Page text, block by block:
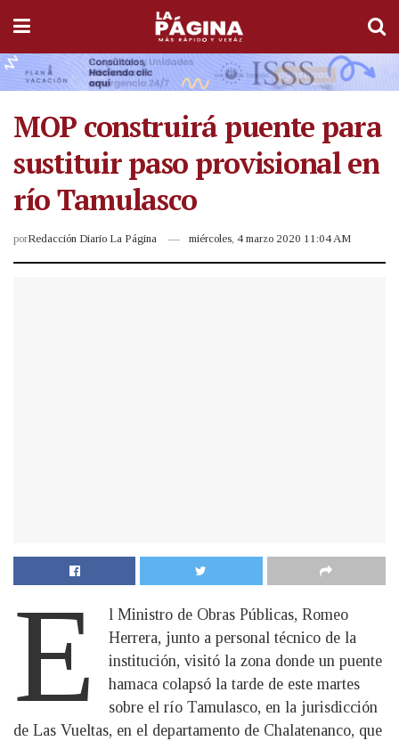
MOP construirá puente para
sustituir paso provisional en
río Tamulasco
porRedacción Diario La Página miércoles, 4 marzo 2020 11:04 AM
E
l Ministro de Obras Públicas, Romeo
Herrera, junto a personal técnico de la
institución, visitó la zona donde un puente
hamaca colapsó la tarde de este martes
sobre el río Tamulasco, en la jurisdicción
de Las Vueltas, en el departamento de Chalatenanco, que